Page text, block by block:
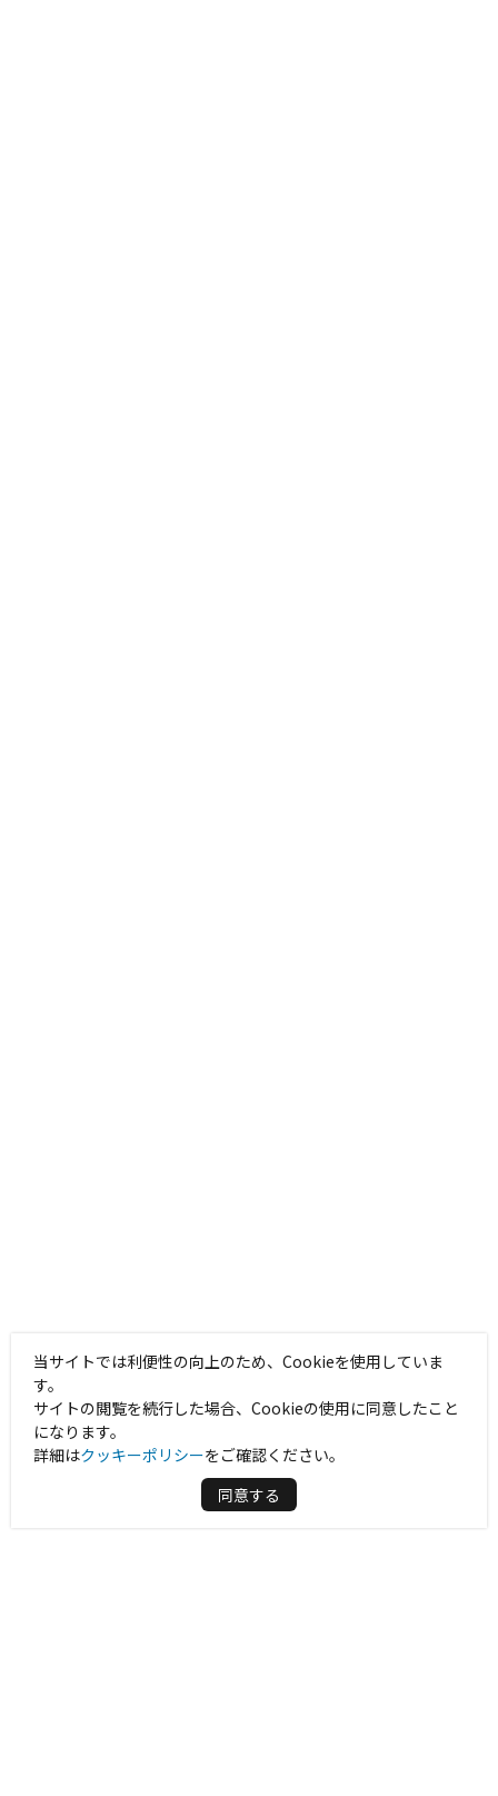
当サイトでは利便性の向上のため、Cookieを使用していま
す。
サイトの閲覧を続行した場合、Cookieの使用に同意したこと
になります。
詳細はクッキーポリシーをご確認ください。
同意する